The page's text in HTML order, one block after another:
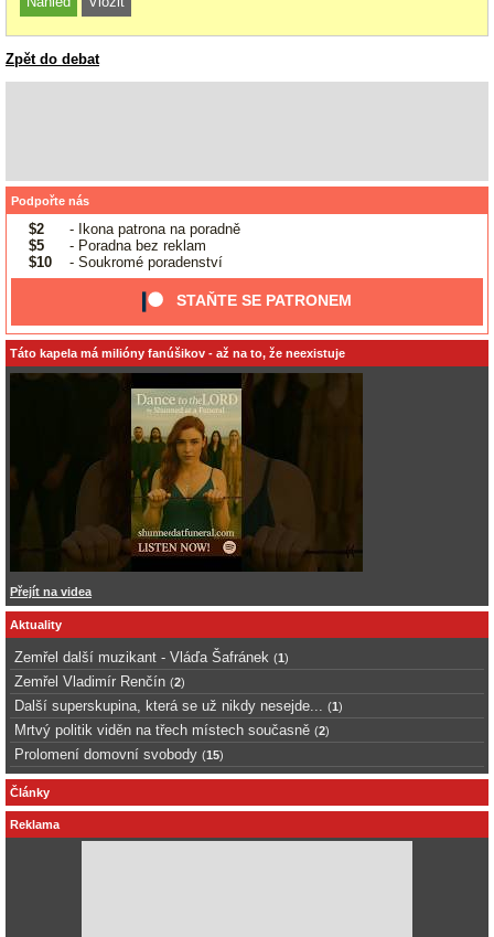
Zpět do debat
Podpořte nás
$2
- Ikona patrona na poradně
$5
- Poradna bez reklam
$10
- Soukromé poradenství
STAŇTE SE PATRONEM
Táto kapela má milióny fanúšikov - až na to, že neexistuje
Přejít na videa
Aktuality
Zemřel další muzikant - Vláďa Šafránek (1)
Zemřel Vladimír Renčín (2)
Další superskupina, která se už nikdy nesejde... (1)
Mrtvý politik viděn na třech místech současně (2)
Prolomení domovní svobody (15)
Články
Reklama